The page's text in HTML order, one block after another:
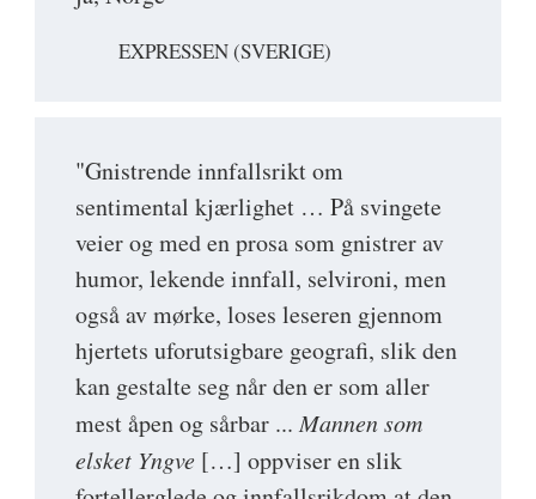
EXPRESSEN (SVERIGE)
"Gnistrende innfallsrikt om
sentimental kjærlighet … På svingete
veier og med en prosa som gnistrer av
humor, lekende innfall, selvironi, men
også av mørke, loses leseren gjennom
hjertets uforutsigbare geografi, slik den
kan gestalte seg når den er som aller
mest åpen og sårbar ...Mannen som
elsket Yngve […] oppviser en slik